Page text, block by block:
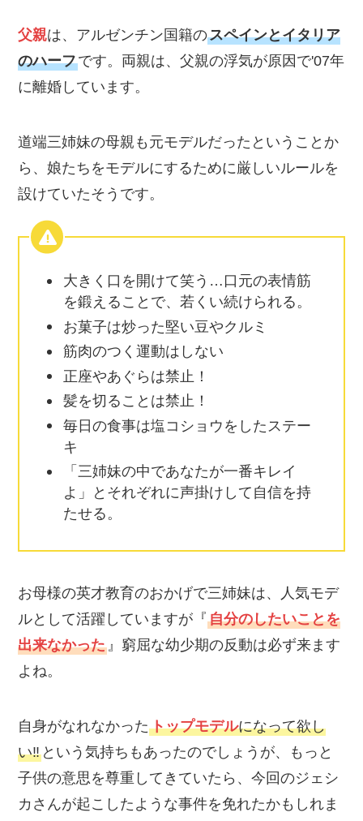
父親は、アルゼンチン国籍のスペインとイタリア
のハーフです。両親は、父親の浮気が原因で'07年
に離婚しています。
道端三姉妹の母親も元モデルだったということか
ら、娘たちをモデルにするために厳しいルールを
設けていたそうです。
大きく口を開けて笑う…口元の表情筋
を鍛えることで、若くい続けられる。
お菓子は炒った堅い豆やクルミ
筋肉のつく運動はしない
正座やあぐらは禁止！
髪を切ることは禁止！
毎日の食事は塩コショウをしたステー
キ
「三姉妹の中であなたが一番キレイ
よ」とそれぞれに声掛けして自信を持
たせる。
お母様の英才教育のおかげで三姉妹は、人気モデ
ルとして活躍していますが『自分のしたいことを
出来なかった』窮屈な幼少期の反動は必ず来ます
よね。
自身がなれなかったトップモデルになって欲し
い‼ という気持ちもあったのでしょうが、もっと
子供の意思を尊重してきていたら、今回のジェシ
カさんが起こしたような事件を免れたかもしれま